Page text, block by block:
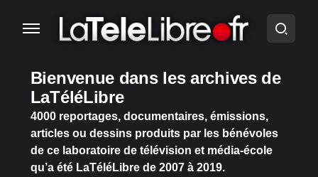
Bienvenue dans les archives de
LaTéléLibre
4000 reportages, documentaires, émissions,
articles ou dessins produits par les bénévoles
de ce laboratoire de télévision et média-école
qu’a été LaTéléLibre de 2007 à 2019.